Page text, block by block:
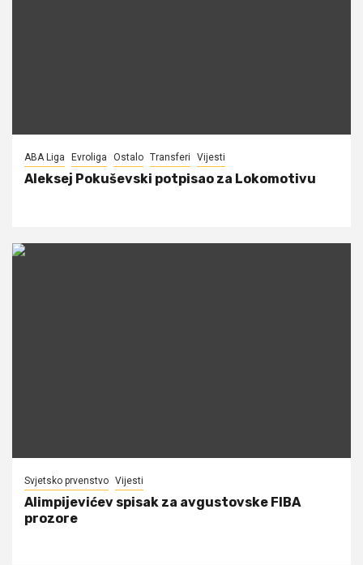
ABA Liga Evroliga Ostalo Transferi Vijesti
Aleksej Pokuševski potpisao za Lokomotivu
Svjetsko prvenstvo Vijesti
Alimpijevićev spisak za avgustovske FIBA
prozore